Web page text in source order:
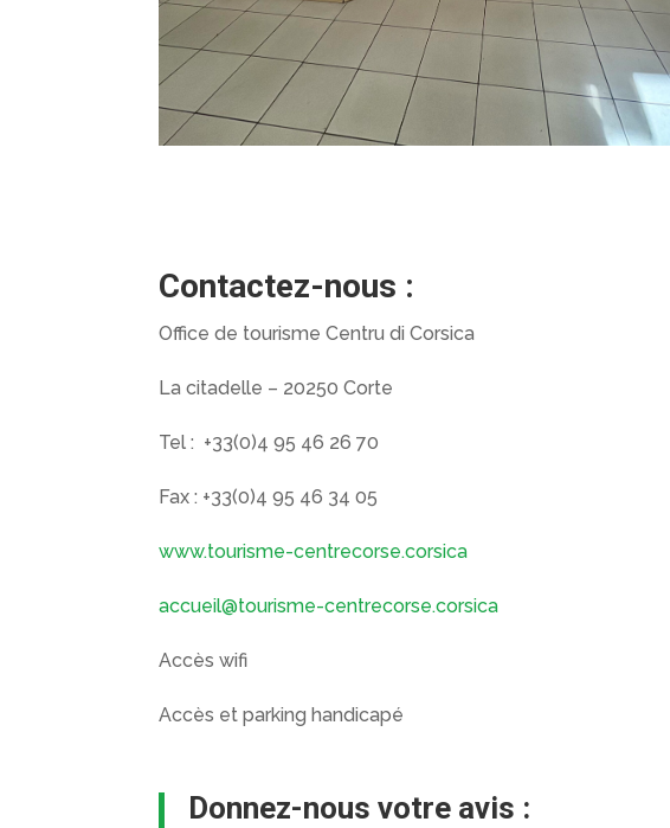
Contactez-nous :
Office de tourisme Centru di Corsica
La citadelle – 20250 Corte
Tel : +33(0)4 95 46 26 70
Fax : +33(0)4 95 46 34 05
www.tourisme-centrecorse.corsica
accueil@tourisme-centrecorse.corsica
Accès wifi
Accès et parking handicapé
Donnez-nous votre avis :